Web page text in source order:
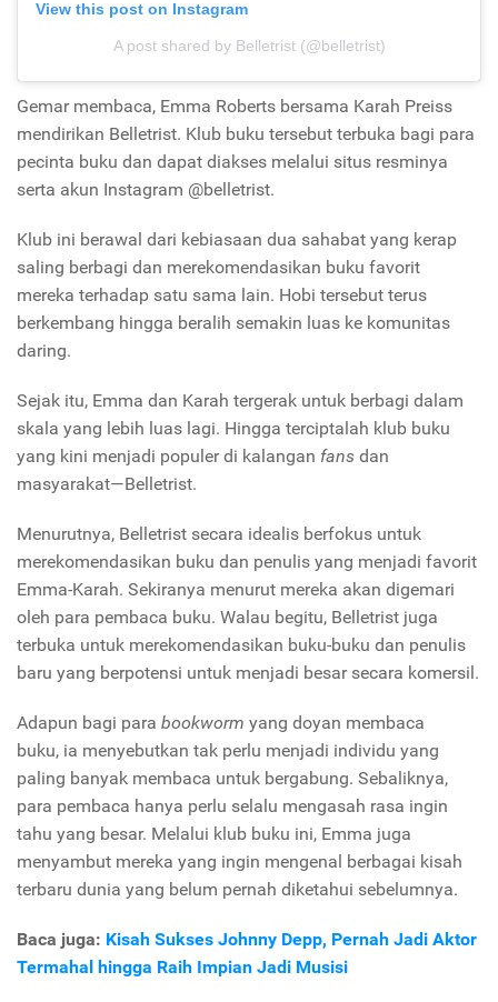
View this post on Instagram
A post shared by Belletrist (@belletrist)
Gemar membaca, Emma Roberts bersama Karah Preiss
mendirikan Belletrist. Klub buku tersebut terbuka bagi para
pecinta buku dan dapat diakses melalui situs resminya
serta akun Instagram @belletrist.
Klub ini berawal dari kebiasaan dua sahabat yang kerap
saling berbagi dan merekomendasikan buku favorit
mereka terhadap satu sama lain. Hobi tersebut terus
berkembang hingga beralih semakin luas ke komunitas
daring.
Sejak itu, Emma dan Karah tergerak untuk berbagi dalam
skala yang lebih luas lagi. Hingga terciptalah klub buku
yang kini menjadi populer di kalangan fans dan
masyarakat—Belletrist.
Menurutnya, Belletrist secara idealis berfokus untuk
merekomendasikan buku dan penulis yang menjadi favorit
Emma-Karah. Sekiranya menurut mereka akan digemari
oleh para pembaca buku. Walau begitu, Belletrist juga
terbuka untuk merekomendasikan buku-buku dan penulis
baru yang berpotensi untuk menjadi besar secara komersil.
Adapun bagi para bookworm yang doyan membaca
buku, ia menyebutkan tak perlu menjadi individu yang
paling banyak membaca untuk bergabung. Sebaliknya,
para pembaca hanya perlu selalu mengasah rasa ingin
tahu yang besar. Melalui klub buku ini, Emma juga
menyambut mereka yang ingin mengenal berbagai kisah
terbaru dunia yang belum pernah diketahui sebelumnya.
Baca juga: Kisah Sukses Johnny Depp, Pernah Jadi Aktor
Termahal hingga Raih Impian Jadi Musisi